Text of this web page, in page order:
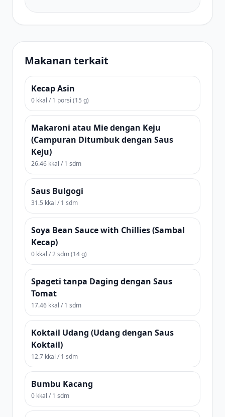
Makanan terkait
Kecap Asin
0 kkal / 1 porsi (15 g)
Makaroni atau Mie dengan Keju
(Campuran Ditumbuk dengan Saus
Keju)
26.46 kkal / 1 sdm
Saus Bulgogi
31.5 kkal / 1 sdm
Soya Bean Sauce with Chillies (Sambal
Kecap)
0 kkal / 2 sdm (14 g)
Spageti tanpa Daging dengan Saus
Tomat
17.46 kkal / 1 sdm
Koktail Udang (Udang dengan Saus
Koktail)
12.7 kkal / 1 sdm
Bumbu Kacang
0 kkal / 1 sdm